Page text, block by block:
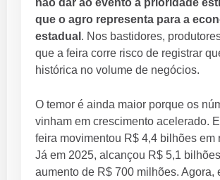
que o agro representa para a
estadual . Nos bastidores,
que a feira corre risco de registrar
histórica no volume de negócios.
O temor é ainda maior porque os
vinham em crescimento acelerado.
feira movimentou R$ 4,4 bilhões em
Já em 2025, alcançou R$ 5,1
aumento de R$ 700 milhões. Agora,